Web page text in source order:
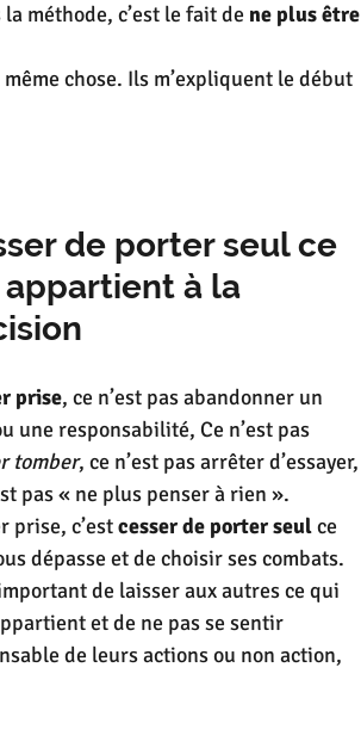
la méthode, c’est le fait de ne plus être
chose. Ils m’expliquent le début
de porter seul ce
à la
prise, ce n’est pas abandonner un
une responsabilité, Ce n’est pas
tomber, ce n’est pas arrêter d’essayer,
pas « ne plus penser à rien ».
prise, c’est cesser de porter seul ce
dépasse et de choisir ses combats.
de laisser aux autres ce qui
et de ne pas se sentir
de leurs actions ou non action,